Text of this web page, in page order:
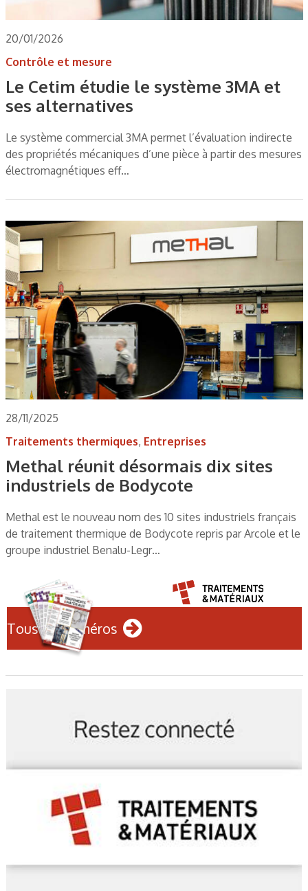
20/01/2026
Contrôle et mesure
Le Cetim étudie le système 3MA et
ses alternatives
Le système commercial 3MA permet l’évaluation indirecte
des propriétés mécaniques d’une pièce à partir des mesures
électromagnétiques eff…
28/11/2025
Traitements thermiques, Entreprises
Methal réunit désormais dix sites
industriels de Bodycote
Methal est le nouveau nom des 10 sites industriels français
de traitement thermique de Bodycote repris par Arcole et le
groupe industriel Benalu-Legr…
Tous les numéros